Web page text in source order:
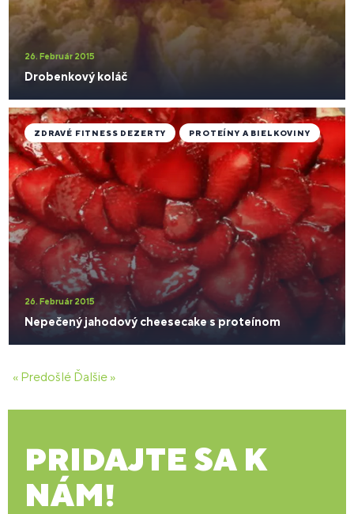
26. Február 2015
Drobenkový koláč
26. Február 2015
Nepečený jahodový cheesecake s proteínom
ZDRAVÉ FITNESS DEZERTY PROTEÍNY A BIELKOVINY
« Predošlé Ďalšie »
PRIDAJTE SA K
NÁM!